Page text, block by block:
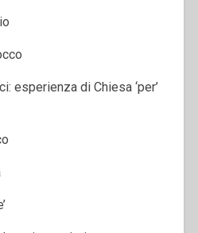
esperienza di Chiesa ‘per’